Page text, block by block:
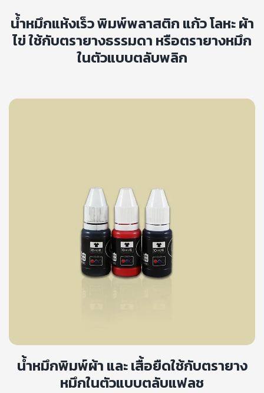
น้ำหมึกแห้งเร็ว พิมพ์พลาสติก แก้ว โลหะ ผ้า
ไข่ ใช้กับตรายางธรรมดา หรือตรายางหมึก
ในตัวแบบตลับพลิก
น้ำหมึกพิมพ์ผ้า และ เสื้อยืดใช้กับตรายาง
หมึกในตัวแบบตลับแฟลช